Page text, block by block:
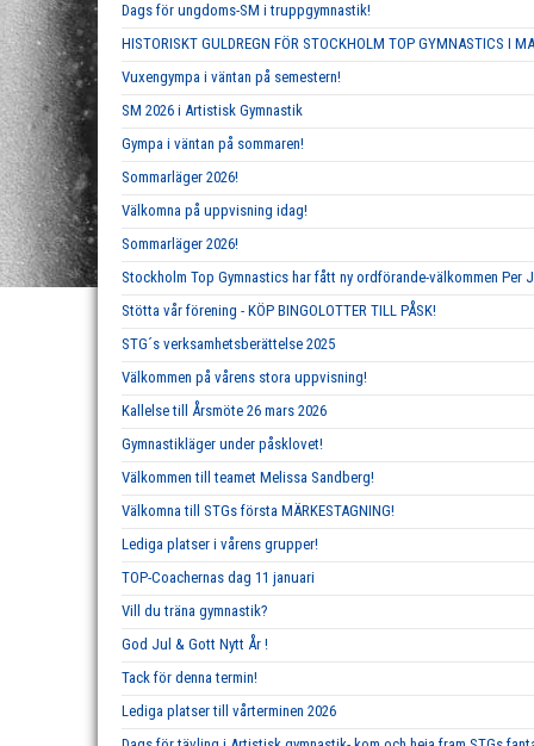
Dags för ungdoms-SM i truppgymnastik!
HISTORISKT GULDREGN FÖR STOCKHOLM TOP GYMNASTICS I
Vuxengympa i väntan på semestern!
SM 2026 i Artistisk Gymnastik
Gympa i väntan på sommaren!
Sommarläger 2026!
Välkomna på uppvisning idag!
Sommarläger 2026!
Stockholm Top Gymnastics har fått ny ordförande-välkommen Per
Stötta vår förening - KÖP BINGOLOTTER TILL PÅSK!
STG´s verksamhetsberättelse 2025
Välkommen på vårens stora uppvisning!
Kallelse till Årsmöte 26 mars 2026
Gymnastikläger under påsklovet!
Välkommen till teamet Melissa Sandberg!
Välkomna till STGs första MÄRKESTAGNING!
Lediga platser i vårens grupper!
TOP-Coachernas dag 11 januari
Vill du träna gymnastik?
God Jul & Gott Nytt År !
Tack för denna termin!
Lediga platser till vårterminen 2026